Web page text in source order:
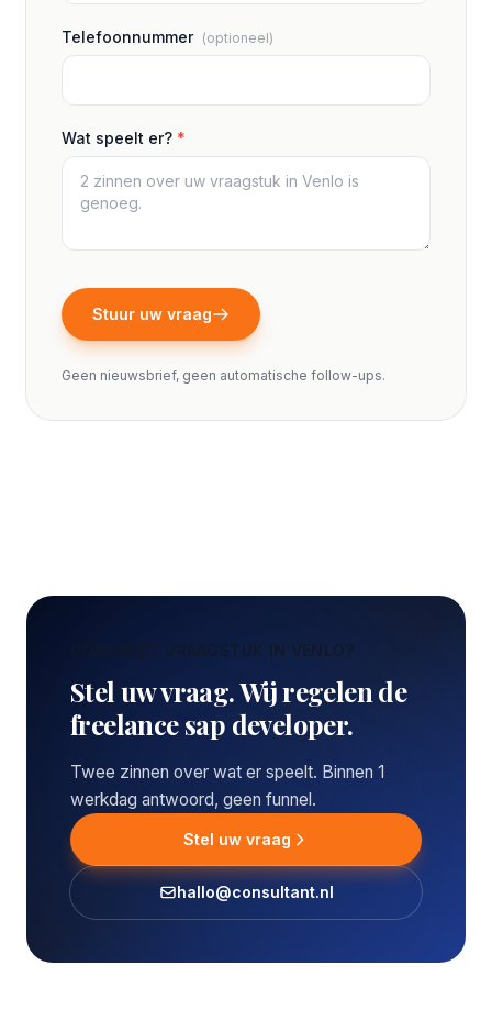
Telefoonnummer (optioneel)
Wat speelt er? *
Stuur uw vraag
Geen nieuwsbrief, geen automatische follow-ups.
CONCREET VRAAGSTUK IN VENLO?
Stel uw vraag. Wij regelen de
freelance sap developer.
Twee zinnen over wat er speelt. Binnen 1
werkdag antwoord, geen funnel.
Stel uw vraag
hallo@consultant.nl